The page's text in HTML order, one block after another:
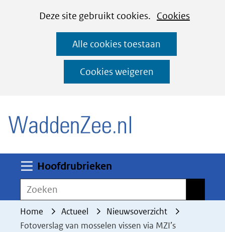
CookiesDeze site gebruikt cookies. Cookies
deze
worden
toegestaan
geweigerd.
Alle cookies toestaan
Cookies weigeren
Ga
naar
de
inhoud
Hoofdrubrieken
Zoeken
Home Actueel
Nieuwsoverzicht
Fotoverslag van mosselen vissen via MZI’s